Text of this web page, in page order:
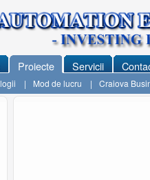
Proiecte
| Mod de lucru | Craiova
Servicii